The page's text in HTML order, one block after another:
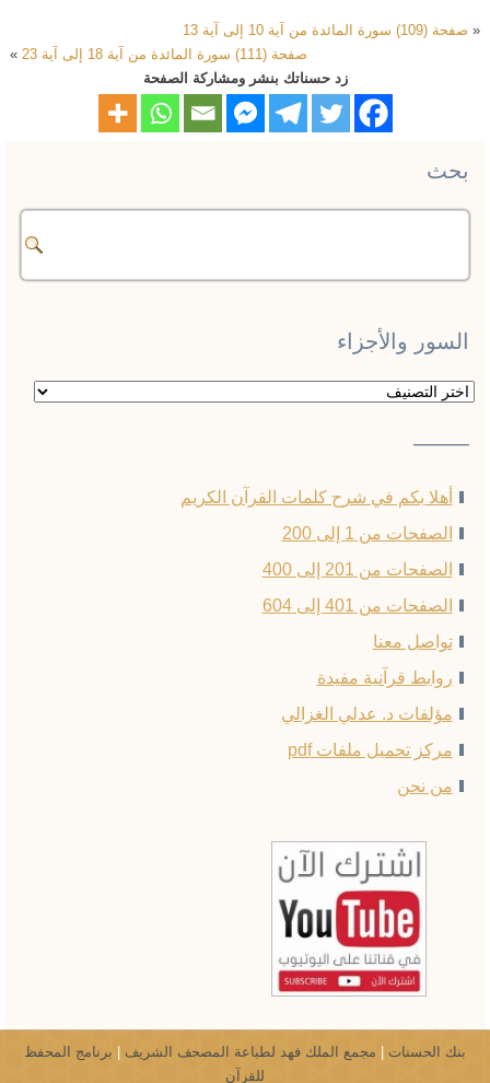
« صفحة (109) سورة المائدة من آية 10 إلى آية 13
صفحة (111) سورة المائدة من آية 18 إلى آية 23
»
زد حسناتك بنشر ومشاركة الصفحة
بحث
السور والأجزاء
السور
——–
أهلا بكم في شرح كلمات القرآن الكريم
الصفحات من 1 إلى 200
الصفحات من 201 إلى 400
الصفحات من 401 إلى 604
تواصل معنا
روابط قرآنية مفيدة
مؤلفات د. عدلي الغزالي
مركز تحميل ملفات pdf
من نحن
بنك الحسنات | مجمع الملك فهد لطباعة المصحف الشريف | برنامج المحفظ
للقرآن